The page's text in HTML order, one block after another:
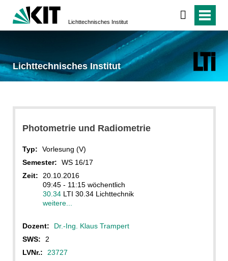
Lichttechnisches Institut
Lichttechnisches Institut
Photometrie und Radiometrie
Typ:
Vorlesung (V)
Semester:
WS 16/17
Zeit:
20.10.2016
09:45 - 11:15 wöchentlich
30.34LTI 30.34 Lichttechnik
weitere...
Dozent:
Dr.-Ing. Klaus Trampert
SWS:
2
LVNr.:
23727